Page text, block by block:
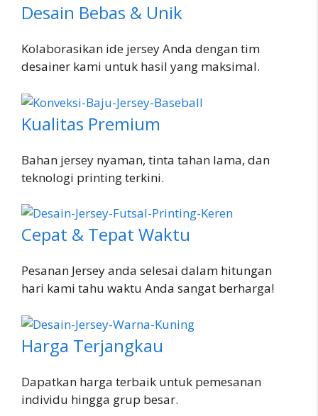
Desain Bebas & Unik
Kolaborasikan ide jersey Anda dengan tim
desainer kami untuk hasil yang maksimal.
Kualitas Premium
Bahan jersey nyaman, tinta tahan lama, dan
teknologi printing terkini.
Cepat & Tepat Waktu
Pesanan Jersey anda selesai dalam hitungan
hari kami tahu waktu Anda sangat berharga!
Harga Terjangkau
Dapatkan harga terbaik untuk pemesanan
individu hingga grup besar.